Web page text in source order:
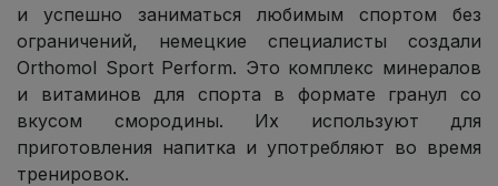
и успешно заниматься любимым спортом без
ограничений, немецкие специалисты создали
Orthomol Sport Perform. Это комплекс минералов
и витаминов для спорта в формате гранул со
вкусом смородины. Их используют для
приготовления напитка и употребляют во время
тренировок.